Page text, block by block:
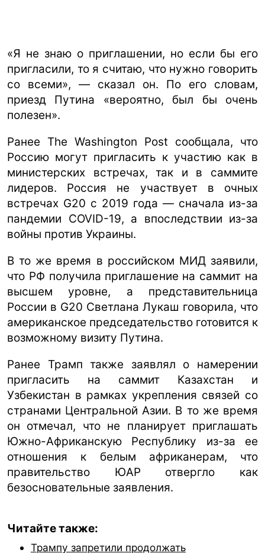
«Я не знаю о приглашении, но если бы его
пригласили, то я считаю, что нужно говорить
со всеми», — сказал он. По его словам,
приезд Путина «вероятно, был бы очень
полезен».
Ранее The Washington Post сообщала, что
Россию могут пригласить к участию как в
министерских встречах, так и в саммите
лидеров. Россия не участвует в очных
встречах G20 с 2019 года — сначала из-за
пандемии COVID-19, а впоследствии из-за
войны против Украины.
В то же время в российском МИД заявили,
что РФ получила приглашение на саммит на
высшем уровне, а представительница
России в G20 Светлана Лукаш говорила, что
американское председательство готовится к
возможному визиту Путина.
Ранее Трамп также заявлял о намерении
пригласить на саммит Казахстан и
Узбекистан в рамках укрепления связей со
странами Центральной Азии. В то же время
он отмечал, что не планирует приглашать
Южно-Африканскую Республику из-за ее
отношения к белым африканерам, что
правительство ЮАР отвергло как
безосновательные заявления.
Читайте также:
Трампу запретили продолжать